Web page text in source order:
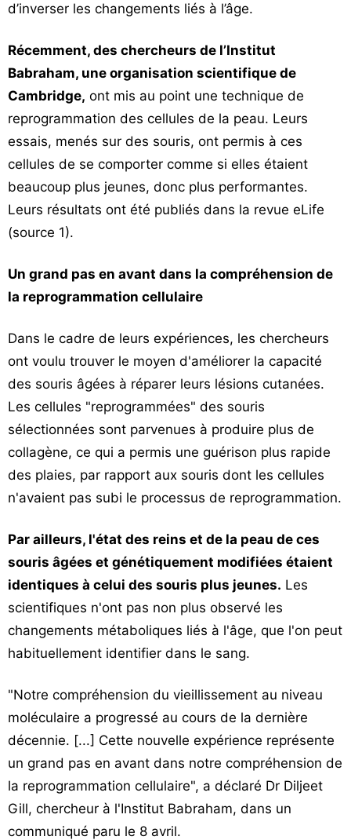
d’inverser les changements liés à l’âge.
Récemment, des chercheurs de l’Institut
Babraham, une organisation scientifique de
Cambridge, ont mis au point une technique de
reprogrammation des cellules de la peau. Leurs
essais, menés sur des souris, ont permis à ces
cellules de se comporter comme si elles étaient
beaucoup plus jeunes, donc plus performantes.
Leurs résultats ont été publiés dans la revue eLife
(source 1).
Un grand pas en avant dans la compréhension de
la reprogrammation cellulaire
Dans le cadre de leurs expériences, les chercheurs
ont voulu trouver le moyen d'améliorer la capacité
des souris âgées à réparer leurs lésions cutanées.
Les cellules "reprogrammées" des souris
sélectionnées sont parvenues à produire plus de
collagène, ce qui a permis une guérison plus rapide
des plaies, par rapport aux souris dont les cellules
n'avaient pas subi le processus de reprogrammation.
Par ailleurs, l'état des reins et de la peau de ces
souris âgées et génétiquement modifiées étaient
identiques à celui des souris plus jeunes. Les
scientifiques n'ont pas non plus observé les
changements métaboliques liés à l'âge, que l'on peut
habituellement identifier dans le sang.
"Notre compréhension du vieillissement au niveau
moléculaire a progressé au cours de la dernière
décennie. [...] Cette nouvelle expérience représente
un grand pas en avant dans notre compréhension de
la reprogrammation cellulaire", a déclaré Dr Diljeet
Gill, chercheur à l'Institut Babraham, dans un
communiqué paru le 8 avril.